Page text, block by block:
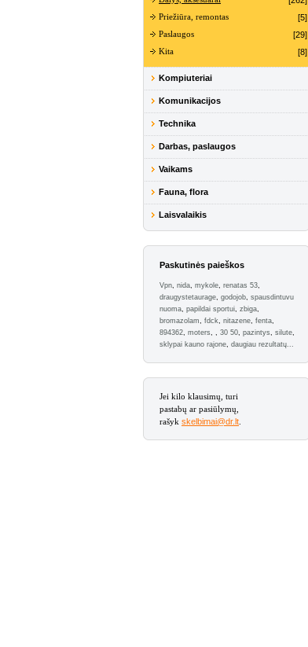
Priežiūra, remontas [5]
Paslaugos [29]
Kita [8]
Kompiuteriai
Komunikacijos
Technika
Darbas, paslaugos
Vaikams
Fauna, flora
Laisvalaikis
Paskutinės paieškos
Vpn, nida, mykole, renatas 53,
draugystetaurage, godojob, spausdintuvu
nuoma, papildai sportui, zbiga,
bromazolam, fdck, nitazene, fenta,
894362, moters, , 30 50, pazintys, silute,
sklypai kauno rajone, daugiau rezultatų...
Jei kilo klausimų, turi
pastabų ar pasiūlymų,
rašyk skelbimai@dr.lt